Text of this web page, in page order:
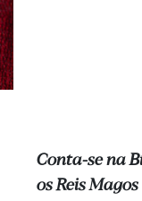
Conta-se na
os Reis